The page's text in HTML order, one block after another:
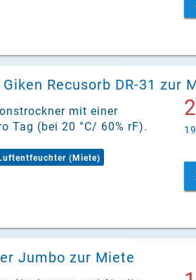
Recusorb DR-31 zur
mit einer
Tag (bei 20 °C/ 60% rF).
(Miete)
Jumbo zur Miete